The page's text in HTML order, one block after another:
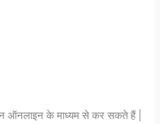
ऑनलाइन के माध्यम से कर सकते हैं |